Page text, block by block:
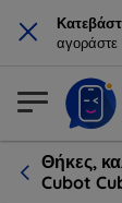
×
αγοράστε
Θήκες,
Cubot